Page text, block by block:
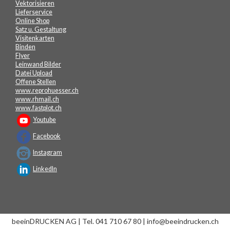
Vektorisieren
Lieferservice
Online Shop
Satz u. Gestaltung
Visitenkarten
Binden
Flyer
Leinwand Bilder
Datei Upload
Offene Stellen
www.reprohuesser.ch
www.rhmail.ch
www.fastplot.ch
Youtube
Facebook
Instagram
LinkedIn
beeinDRUCKEN AG | Tel. 041 710 67 80 | info@beeindrucken.ch